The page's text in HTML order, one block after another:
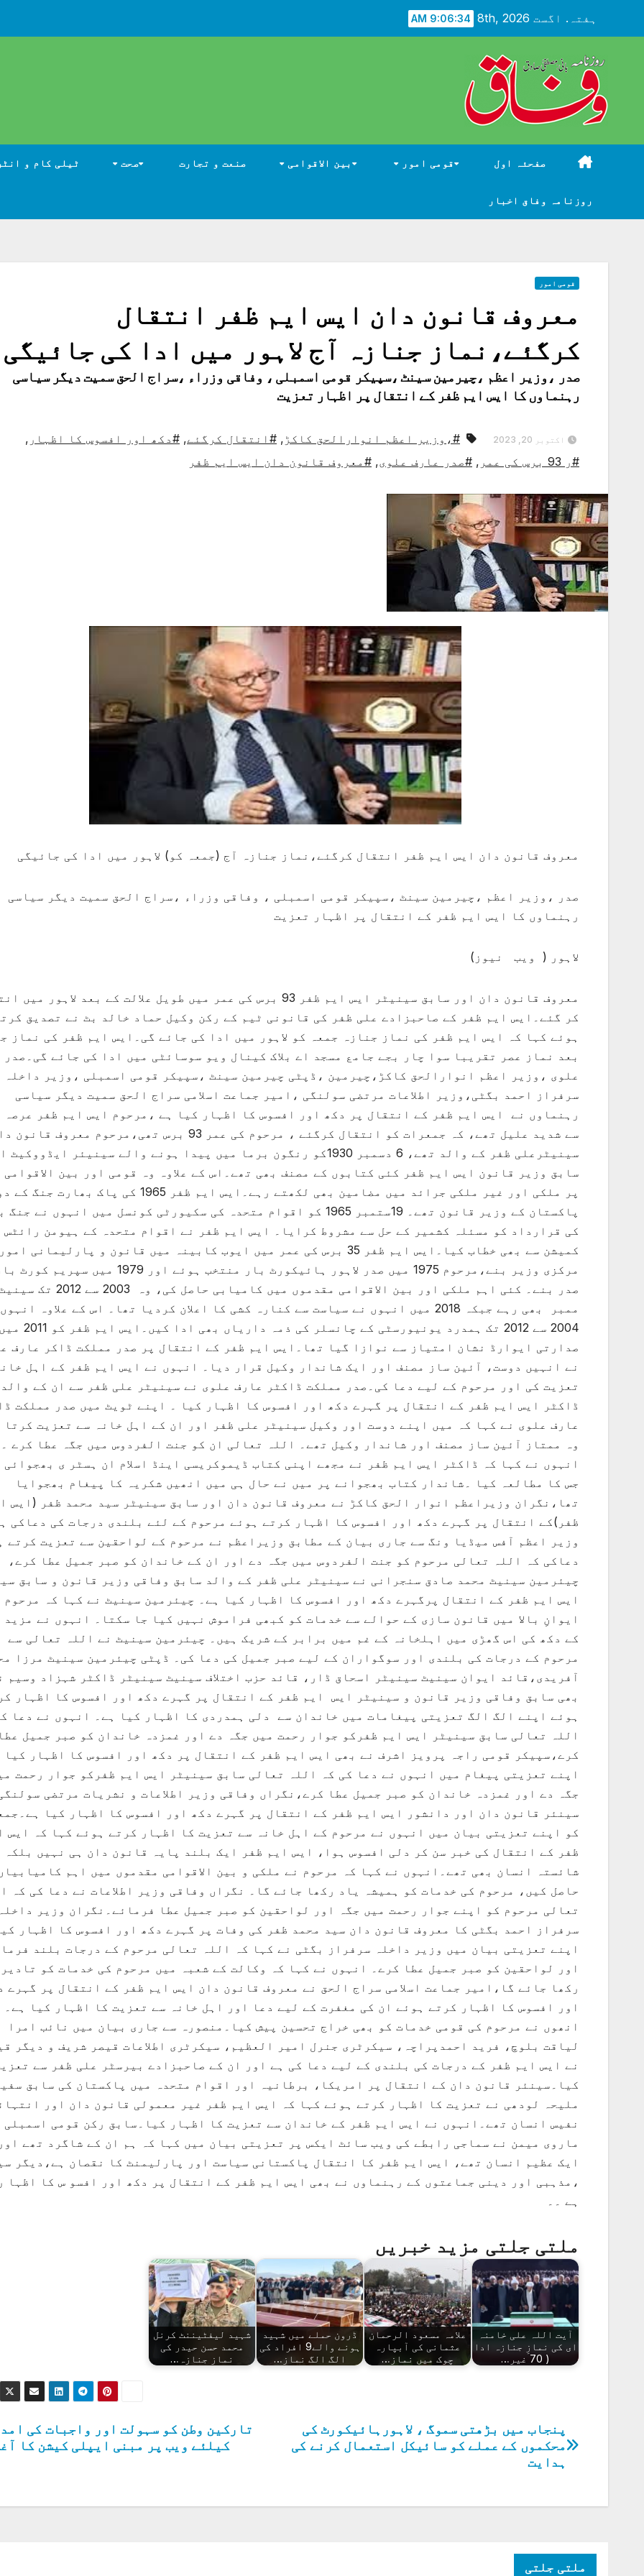
ہفتہ. اگست 8th, 2026 9:06:36 AM
صفحئہ اول قومی امور بین الاقوامی صنعت و تجارت صحت ٹیلی کام و
روزنامہ وفاق اخبار
قومی امور
معروف قانون دان ایس ایم ظفر انتقال
کرگئے،نماز جنازہ آج لاہور میں ادا کی جائیگی
صدر ،وزیر اعظم ،چیرمین سینٹ ،سپیکر قومی اسمبلی ، وفاقی وزراء ،سراج الحق سمیت دیگر سیاسی
رہنماوں کا ایس ایم ظفر کے انتقال پر اظہار تعزیت
اکتوبر 20, 2023 #،وزیر اعظم انوارالحق کاکڑ , #انتقال کرگئے, #دکھ اور افسوس کا اظہار ,
#ر 93 برس کی عمر
, #صدر عارف علوی, #معروف قانون دان ایس ایم ظفر
معروف قانون دان ایس ایم ظفر انتقال کرگئے،نماز جنازہ آج (جمعہ کو) لاہور میں ادا کی جائیگی
صدر ،وزیر اعظم ،چیرمین سینٹ ،سپیکر قومی اسمبلی ، وفاقی وزراء ،سراج الحق سمیت دیگر سیاسی
رہنماوں کا ایس ایم ظفر کے انتقال پر اظہار تعزیت
لاہور ( ویب نیوز)
معروف قانون دان اور سابق سینیٹر ایس ایم ظفر 93 برس کی عمر میں طویل علالت کے بعد لاہور
کر گئے۔ایس ایم ظفر کے صاحبزادے علی ظفر کی قانونی ٹیم کے رکن وکیل حماد خالد بٹ نے تصدیق
ہوئے کہا کہ ایس ایم ظفر کی نماز جنازہ جمعہ کو لاہور میں ادا کی جائے گی۔ایس ایم ظفر کی نماز
بعد نماز عصر تقریبا سوا چار بجے جامع مسجد اے بلاک کینال ویو سوسائٹی میں ادا کی جائے گی۔صدر
علوی ،وزیر اعظم انوارالحق کاکڑ،چیرمین ،ڈپٹی چیرمین سینٹ ،سپیکر قومی اسمبلی ،وزیر داخلہ
سرفراز احمد بگٹی،وزیر اطلاعات مرتضی سولنگی ،امیر جماعت اسلامی سراج الحق سمیت دیگر سیاسی
رہنماوں نے ایس ایم ظفر کے انتقال پر دکھ اور افسوس کا اظہار کیا ہے ،مرحوم ایس ایم ظفر عرصہ
سے شدید علیل تھے، کہ جمعرات کو انتقال کرگئے ، مرحوم کی عمر 93 برس تھی،مرحوم معروف
سینیٹرعلی ظفر کے والد تھے، 6 دسمبر 1930کو رنگون برما میں پیدا ہونے والے سینیئر ایڈووکیٹ
سابق وزیر قانون ایس ایم ظفر کئی کتابوں کے مصنف بھی تھے۔اس کے علاوہ وہ قومی اور بین الاقوامی
پر ملکی اور غیر ملکی جرائد میں مضامین بھی لکھتے رہے۔ایس ایم ظفر 1965 کی پاک
پاکستان کے وزیر قانون تھے۔ 19ستمبر 1965 کو اقوام متحدہ کی سکیورٹی کونسل میں انہوں نے
کی قرارداد کو مسئلہ کشمیر کے حل سے مشروط کرایا۔ ایس ایم ظفر نے اقوام متحدہ کے ہیومن رائٹس
کمیشن سے بھی خطاب کیا۔ایس ایم ظفر 35 برس کی عمر میں ایوب کابینہ میں قانون و پارلیمانی
مرکزی وزیر بنے،مرحوم 1975 میں صدر لاہور ہائیکورٹ بار منتخب ہوئے اور 1979
صدر بنے۔ کئی اہم ملکی اور بین الاقوامی مقدموں میں کامیابی حاصل
ممبر بھی رہے جبکہ 2018 میں انہوں نے سیاست سے کنارہ کشی کا اعلان کردیا تھا۔ اس کے علاوہ
2004 سے 2012 تک ہمدرد یونیورسٹی کے چانسلر کی ذمہ داریاں بھی ادا کیں۔ایس ایم ظفر کو 2011 میں
صدارتی ایوارڈ نشان امتیاز سے نوازا گیا تھا۔ایس ایم ظفر کے انتقال پر صدر مملکت ڈاکر عارف
نے انہیں دوست، آئین ساز مصنف اور ایک شاندار وکیل قرار دیا۔ انہوں نے ایس ایم ظفر کے اہل
تعزیت کی اور مرحوم کے لیے دعا کی۔صدر مملکت ڈاکٹر عارف علوی نے سینیٹر علی ظفر سے ان کے والد
ڈاکٹر ایس ایم ظفر کے انتقال پر گہرے دکھ اور افسوس کا اظہار کیا ۔ اپنے ٹویٹ میں صدر مملکت
عارف علوی نے کہا کہ میں اپنے دوست اور وکیل سینیٹر علی ظفر اور ان کے اہل خانہ سے تعزیت کرتا
وہ ممتاز آئین ساز مصنف اور شاندار وکیل تھے۔ اللہ تعالی ان کو جنت الفردوس میں جگہ عطا کرے ۔
انہوں نے کہا کہ ڈاکٹر ایس ایم ظفر نے مجھے اپنی کتاب ڈیموکریسی اینڈ اسلام ان ہسٹر ی بھجوائی
جس کا مطالعہ کیا ۔شاندار کتاب بھجوانے پر میں نے حال ہی میں انھیں شکریہ کا پیغام بھجوایا
تھا،نگران وزیراعظم انوار الحق کاکڑ نے معروف قانون دان اور سابق سینیٹر سید محمد ظفر (ایس
ظفر)کے انتقال پر گہرے دکھ اور افسوس کا اظہار کرتے ہوئے مرحوم کے لئے بلندی درجات کی دعاکی
وزیر اعظم آفس میڈیا ونگ سے جاری بیان کے مطابق وزیراعظم نے مرحوم کے لواحقین سے تعزیت کرتے
دعاکی کہ اللہ تعالی مرحوم کو جنت الفردوس میں جگہ دے اور ان کے خاندان کو صبر جمیل عطا کرے،
چیئرمین سینیٹ محمد صادق سنجرانی نے سینیٹر علی ظفر کے والد سابق وفاقی وزیر قانون و سابق
ایس ایم ظفر کے انتقال پرگہرے دکھ اور افسوس کا اظہار کیا ہے۔ چیئرمین سینیٹ نے کہا کہ مرحوم
ایوانِ بالا میں قانون سازی کے حوالے سے خدمات کو کبھی فراموش نہیں کیا جا سکتا۔ انہوں نے مزید
کے دکھ کی اس گھڑی میں اہلخانہ کے غم میں برابر کے شریک ہیں۔ چیئرمین سینیٹ نے اللہ تعالی سے
مرحوم کے درجات کی بلندی اور سوگواران کے لیے صبر جمیل کی دعا کی۔ ڈپٹی چیئرمین سینیٹ مرزا
آفریدی،قائد ایوان سینیٹ سینیٹر اسحاق ڈار، قائد حزب اختلاف سینیٹ سینیٹر ڈاکٹر شہزاد وسیم
بھی سابق وفاقی وزیر قانون و سینیٹر ایس ایم ظفر کے انتقال پر گہرے دکھ اور افسوس کا اظہار
ہوئے اپنے الگ الگ تعزیتی پیغامات میں خاندان سے دلی ہمدردی کا اظہار کیا ہے۔ انہوں نے دعا
اللہ تعالی سابق سینیٹر ایس ایم ظفرکو جوار رحمت میں جگہ دے اور غمزدہ خاندان کو صبر جمیل عطا
کرے،سپیکر قومی راجہ پرویز اشرف نے بھی ایس ایم ظفر کے انتقال پر دکھ اور افسوس کا اظہار کیا
اپنے تعزیتی پیغام میں انہوں نے دعا کی کہ اللہ تعالی سابق سینیٹر ایس ایم ظفرکو جوار رحمت
جگہ دے اور غمزدہ خاندان کو صبر جمیل عطا کرے،نگراں وفاقی وزیر اطلاعات و نشریات مرتضی
سینئر قانون دان اور دانشور ایس ایم ظفر کے انتقال پر گہرے دکھ اور افسوس کا اظہار کیا
کو اپنے تعزیتی بیان میں انہوں نے مرحوم کے اہل خانہ سے تعزیت کا اظہار کرتے ہوئے کہا کہ ایس
ظفر کے انتقال کی خبر سن کر دلی افسوس ہوا، ایس ایم ظفر ایک بلند پایہ قانون دان ہی نہیں بلکہ
شائستہ انسان بھی تھے۔انہوں نے کہا کہ مرحوم نے ملکی و بین الاقوامی مقدموں میں اہم
حاصل کیں، مرحوم کی خدمات کو ہمیشہ یاد رکھا جائے گا۔ نگراں وفاقی وزیر اطلاعات نے دعا کی کہ
تعالی مرحوم کو اپنے جوار رحمت میں جگہ اور لواحقین کو صبر جمیل عطا فرمائے۔نگران وزیر داخلہ
سرفراز احمد بگٹی کا معروف قانون دان سید محمد ظفر کی وفات پر گہرے دکھ اور افسوس کا اظہار
اپنے تعزیتی بیان میں وزیر داخلہ سرفراز بگٹی نے کہا کہ اللہ تعالی مرحوم کے درجات بلند
اور لواحقین کو صبر جمیل عطا کرے۔ انہوں نے کہا کہ وکالت کے شعبہ میں مرحوم کی خدمات کو
رکھا جائے گا،امیر جماعت اسلامی سراج الحق نے معروف قانون دان ایس ایم ظفر کے انتقال پر گہرے
اور افسوس کا اظہار کرتے ہوئے ان کی مغفرت کے لیے دعا اور اہل خانہ سے تعزیت کا اظہار کیا ہے۔
انھوں نے مرحوم کی قومی خدمات کو بھی خراج تحسین پیش کیا۔منصورہ سے جاری بیان میں نائب امرا
لیاقت بلوچ، فرید احمدپراچہ، سیکرٹری جنرل امیر العظیم، سیکرٹری اطلاعات قیصر شریف و دیگر
نے ایس ایم ظفر کے درجات کی بلندی کے لیے دعا کی ہے اور ان کے صاحبزادے بیرسٹر علی ظفر سے
کیا۔سینئر قانون دان کے انتقال پر امریکا، برطانیہ اور اقوام متحدہ میں پاکستان کی سابق
ملیحہ لودھی نے تعزیت کا اظہار کرتے ہوئے کہا کہ ایس ایم ظفر غیر معمولی قانون دان اور
نفیس انسان تھے۔انہوں نے ایس ایم ظفر کے خاندان سے تعزیت کا اظہار کیا۔سابق رکن قومی اسمبلی
ماروی میمن نے سماجی رابطے کی ویب سائٹ ایکس پر تعزیتی بیان میں کہا کہ ہم ان کے شاگرد تھے
ایک عظیم انسان تھے، ایس ایم ظفر کا انتقال پاکستانی سیاست اور پارلیمنٹ کا نقصان ہے،دیگر
،مذہبی اور دینی جماعتوں کے رہنماوں نے بھی ایس ایم ظفر کے انتقال پر دکھ اور افسو س کا اظہا
ہے ۔۔
ملتی جلتی مزید خبریں
آیت اللہ علی خامنہ
ای کی نمازِ جنازہ ادا
( 70 غیر…
علامہ مسعود الرحمان
عثمانی کی آبپارہ
چوک میں نماز…
ڈرون حملے میں شہید
ہونے والے9 افراد کی
الگ الگ نماز…
شہید لیفٹیننٹ کرنل
محمد حسن حیدر کی
نماز جنازہ…
پوسٹوں
کی
تارکین وطن کو سہولت اور واجبات کی
کیلئے ویب پر مبنی ایپلی کیشن کا
پنجاب میں بڑھتی سموگ ، لاہورہائیکورٹ کی
محکموں کے عملے کو سائیکل استعمال کرنے کی
ہدایت
ملتی جلتی